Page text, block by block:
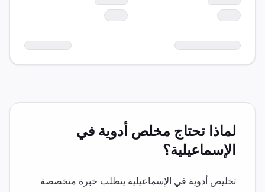
لماذا تحتاج مخلص أدوية في
الإسماعيلية؟
تخليص أدوية في الإسماعيلية يتطلب خبرة متخصصة